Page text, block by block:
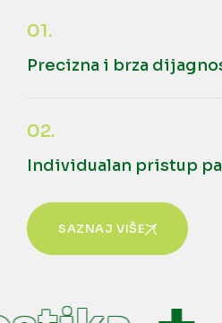
01.
Precizna i brza
02.
Individualan pristup
SAZNAJ VIŠE